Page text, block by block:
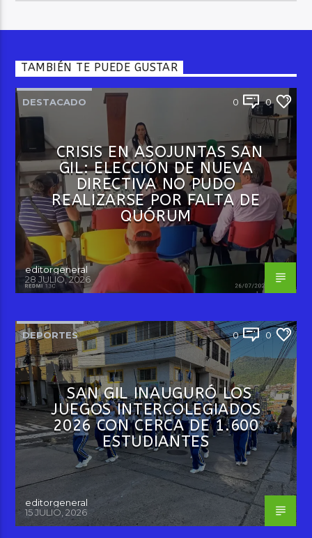
TAMBIÉN TE PUEDE GUSTAR
DESTACADO 0 0
CRISIS EN ASOJUNTAS SAN
GIL: ELECCIÓN DE NUEVA
DIRECTIVA NO PUDO
REALIZARSE POR FALTA DE
QUÓRUM
editorgeneral
28 JULIO, 2026
DEPORTES 0 0
SAN GIL INAUGURÓ LOS
JUEGOS INTERCOLEGIADOS
2026 CON CERCA DE 1.600
ESTUDIANTES
editorgeneral
15 JULIO, 2026